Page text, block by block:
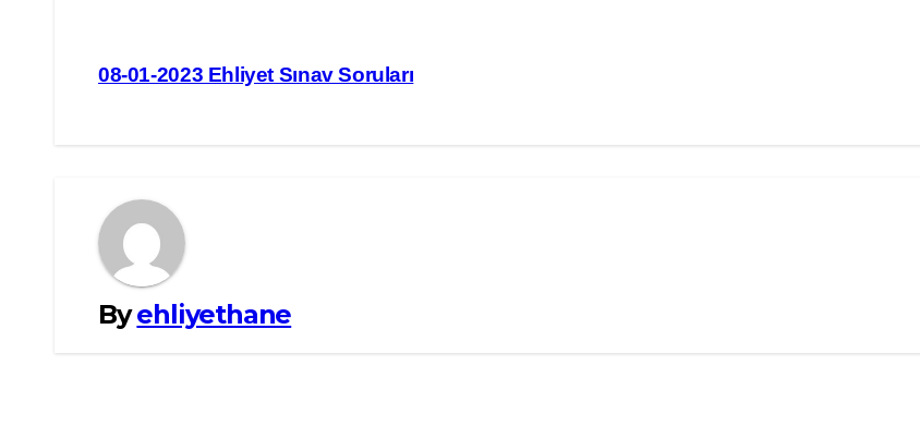
Yazı
08-01-2023 Ehliyet Sınav Soruları
Byehliyethane